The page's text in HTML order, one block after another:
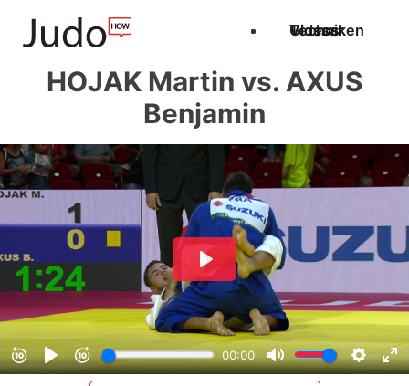
Techniken
Videos
Glossar
HOJAK Martin vs. AXUS
Benjamin